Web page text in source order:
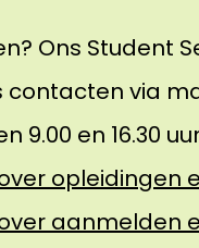
Ons Student
contacten via
9.00 en 16.30
opleidingen
aanmelden